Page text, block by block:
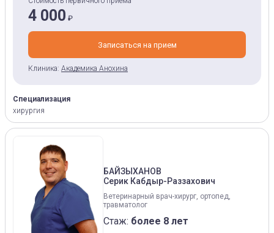
4 000 ₽
Записаться на прием
Клиника: Академика Анохина
Специализация
хирургия
БАЙЗЫХАНОВ
Серик Кабдыр-Раззахович
Ветеринарный врач-хирург, ортопед,
травматолог
Стаж: более 8 лет